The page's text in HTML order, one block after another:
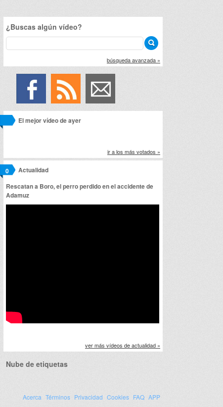
¿Buscas algún vídeo?
búsqueda avanzada »
El mejor vídeo de ayer
ir a los más votados »
Actualidad
0
Rescatan a Boro, el perro perdido en el accidente de
Adamuz
ver más vídeos de actualidad »
Nube de etiquetas
Acerca Términos Privacidad Cookies FAQ APP